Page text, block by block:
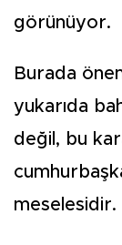
görünüyor.
Burada
yukarıda
değil, bu
meselesidir.